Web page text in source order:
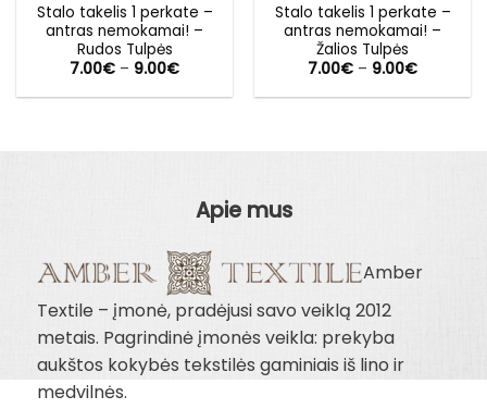
Stalo takelis 1 perkate –
antras nemokamai! –
Rudos Tulpės
7.00€ – 9.00€Price
7.00€
Stalo takelis 1 perkate –
antras nemokamai! –
Žalios Tulpės
7.00€ – 9.00€Price
7.00€
Apie mus
Amber
Textile – įmonė, pradėjusi savo veiklą 2012
metais. Pagrindinė įmonės veikla: prekyba
aukštos kokybės tekstilės gaminiais iš lino ir
medvilnės.